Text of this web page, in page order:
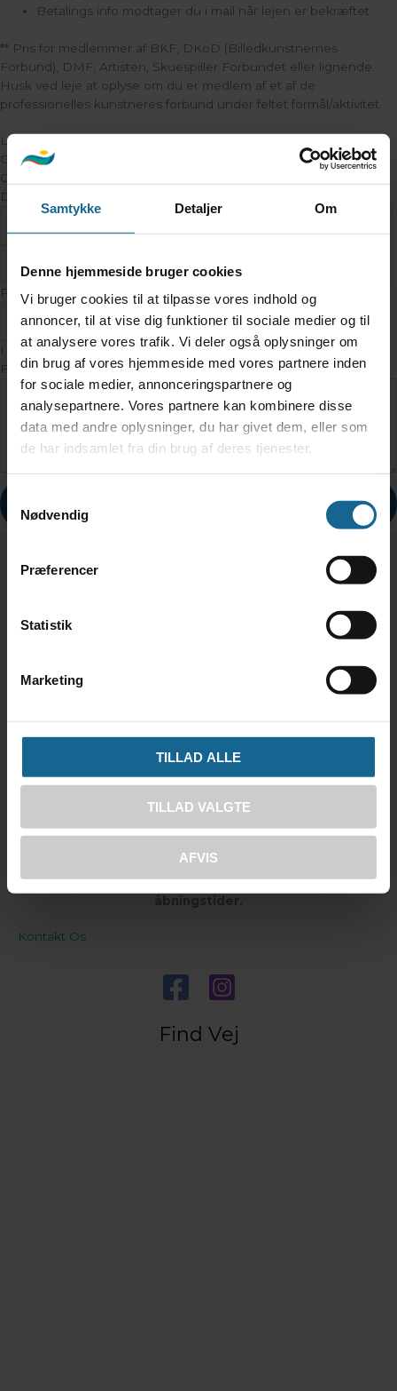
Samtykke Detaljer Om
Denne hjemmeside bruger cookies
Vi bruger cookies til at tilpasse vores indhold og
annoncer, til at vise dig funktioner til sociale medier og til
at analysere vores trafik. Vi deler også oplysninger om
din brug af vores hjemmeside med vores partnere inden
for sociale medier, annonceringspartnere og
analysepartnere. Vores partnere kan kombinere disse
data med andre oplysninger, du har givet dem, eller som
de har indsamlet fra din brug af deres tjenester.
Nødvendig
Præferencer
Statistik
Marketing
TILLAD ALLE
TILLAD VALGTE
AFVIS
Betalings info modtager du i mail når lejen er bekræftet.
** Pris for medlemmer af BKF, DKoD (Billedkunstnernes
Forbund), DMF, Artisten, Skuespiller Forbundet eller lignende.
Husk ved leje at oplyse om du er medlem af et af de
professionelles kunstneres forbund under feltet formål/aktivitet.
Check-in
Check-ud
Datoer
Personer
I alt
Formål/Aktivitet*
Tranum Strandgård Kunst- & Kulturcenter
Lørdage kl. 14-17, søndage & helligdage kl. 11-17.
Efter aftale kan der være mulighed for at åbne galleriet
Se gerne under“Aktiviteter”for særskilte
Kontakt Os
Find Vej